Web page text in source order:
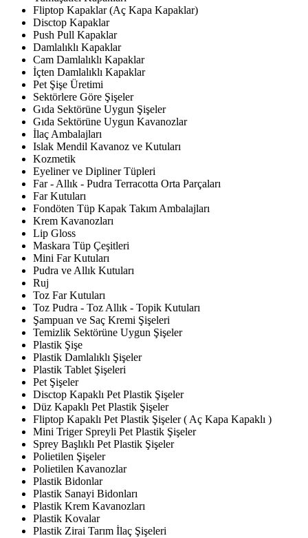
Fliptop Kapaklar (Aç Kapa Kapaklar)
Disctop Kapaklar
Push Pull Kapaklar
Damlalıklı Kapaklar
Cam Damlalıklı Kapaklar
İçten Damlalıklı Kapaklar
Pet Şişe Üretimi
Sektörlere Göre Şişeler
Gıda Sektörüne Uygun Şişeler
Gıda Sektörüne Uygun Kavanozlar
İlaç Ambalajları
Islak Mendil Kavanoz ve Kutuları
Kozmetik
Eyeliner ve Dipliner Tüpleri
Far - Allık - Pudra Terracotta Orta Parçaları
Far Kutuları
Fondöten Tüp Kapak Takım Ambalajları
Krem Kavanozları
Lip Gloss
Maskara Tüp Çeşitleri
Mini Far Kutuları
Pudra ve Allık Kutuları
Ruj
Toz Far Kutuları
Toz Pudra - Toz Allık - Topik Kutuları
Şampuan ve Saç Kremi Şişeleri
Temizlik Sektörüne Uygun Şişeler
Plastik Şişe
Plastik Damlalıklı Şişeler
Plastik Tablet Şişeleri
Pet Şişeler
Disctop Kapaklı Pet Plastik Şişeler
Düz Kapaklı Pet Plastik Şişeler
Fliptop Kapaklı Pet Plastik Şişeler ( Aç Kapa Kapaklı )
Mini Triger Spreyli Pet Plastik Şişeler
Sprey Başlıklı Pet Plastik Şişeler
Polietilen Şişeler
Polietilen Kavanozlar
Plastik Bidonlar
Plastik Sanayi Bidonları
Plastik Krem Kavanozları
Plastik Kovalar
Plastik Zirai Tarım İlaç Şişeleri